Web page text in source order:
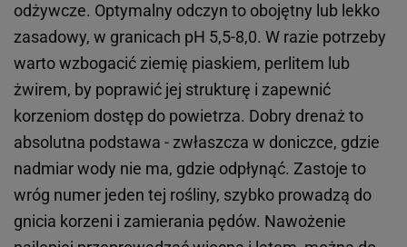
odżywcze. Optymalny odczyn to obojętny lub lekko
zasadowy, w granicach pH 5,5-8,0. W razie potrzeby
warto wzbogacić ziemię piaskiem, perlitem lub
żwirem, by poprawić jej strukturę i zapewnić
korzeniom dostęp do powietrza. Dobry drenaż to
absolutna podstawa - zwłaszcza w doniczce, gdzie
nadmiar wody nie ma, gdzie odpłynąć. Zastoje to
wróg numer jeden tej rośliny, szybko prowadzą do
gnicia korzeni i zamierania pędów. Nawożenie